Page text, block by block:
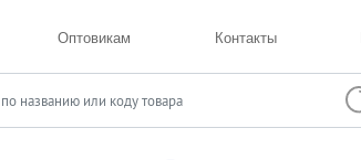
Оптовикам Контакты